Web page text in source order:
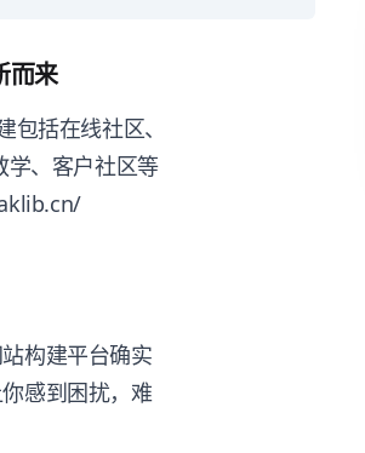
而来
括在线社区、
学、客户社区等
构建平台确实
感到困扰，难